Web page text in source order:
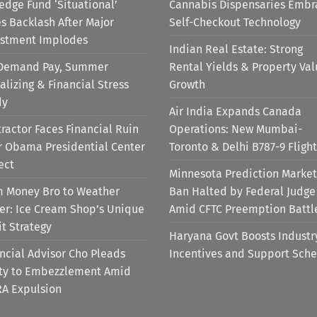
Fund ‘Situational’
Backlash After Major
Implodes
Pay, Summer
& Financial Stress
Faces Financial Ruin
Obama Presidential Center
Money Bro to Weather
Ice Cream Shop’s Unique
Strategy
Advisor Cho Pleads
to Embezzlement Amid
Expulsion
Cannabis Dispensaries
Self-Checkout Technology
Indian Real Estate: Strong
Rental Yields & Property
Growth
Air India Expands Canada
Operations: New Mumbai-
Toronto & Delhi B787-9
Minnesota Prediction Market
Ban Halted by Federal Judge
Amid CFTC Preemption
Haryana Govt Boosts
Incentives and Support